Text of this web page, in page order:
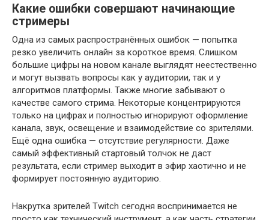
Какие ошибки совершают начинающие
стримеры
Одна из самых распространённых ошибок — попытка
резко увеличить онлайн за короткое время. Слишком
большие цифры на новом канале выглядят неестественно
и могут вызвать вопросы как у аудитории, так и у
алгоритмов платформы. Также многие забывают о
качестве самого стрима. Некоторые концентрируются
только на цифрах и полностью игнорируют оформление
канала, звук, освещение и взаимодействие со зрителями.
Ещё одна ошибка — отсутствие регулярности. Даже
самый эффективный стартовый толчок не даст
результата, если стример выходит в эфир хаотично и не
формирует постоянную аудиторию.
Накрутка зрителей Twitch сегодня воспринимается не